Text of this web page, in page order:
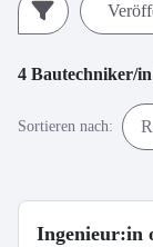
4 Bautechniker/in
Sortieren nach:
Ingenieur:in